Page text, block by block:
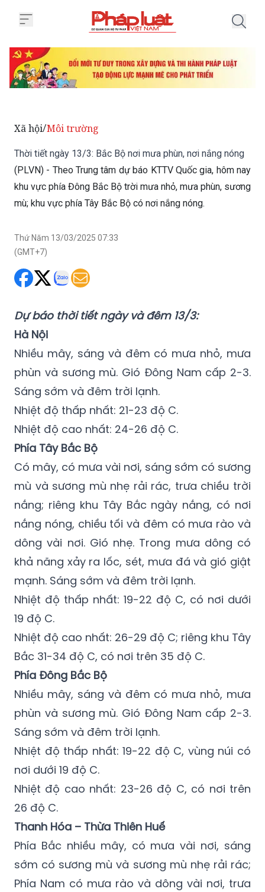
Xã hội/Môi trường
Thời tiết ngày 13/3: Bắc Bộ nơi mưa phùn, nơi nắng nóng
(PLVN) - Theo Trung tâm dự báo KTTV Quốc gia, hôm nay
khu vực phía Đông Bắc Bộ trời mưa nhỏ, mưa phùn, sương
mù; khu vực phía Tây Bắc Bộ có nơi nắng nóng.
Thứ Năm 13/03/2025 07:33
(GMT+7)
Dự báo thời tiết ngày và đêm 13/3:
Hà Nội
Nhiều mây, sáng và đêm có mưa nhỏ, mưa
phùn và sương mù. Gió Đông Nam cấp 2-3.
Sáng sớm và đêm trời lạnh.
Nhiệt độ thấp nhất: 21-23 độ C.
Nhiệt độ cao nhất: 24-26 độ C.
Phía Tây Bắc Bộ
Có mây, có mưa vài nơi, sáng sớm có sương
mù và sương mù nhẹ rải rác, trưa chiều trời
nắng; riêng khu Tây Bắc ngày nắng, có nơi
nắng nóng, chiều tối và đêm có mưa rào và
dông vài nơi. Gió nhẹ. Trong mưa dông có
khả năng xảy ra lốc, sét, mưa đá và gió giật
mạnh. Sáng sớm và đêm trời lạnh.
Nhiệt độ thấp nhất: 19-22 độ C, có nơi dưới
19 độ C.
Nhiệt độ cao nhất: 26-29 độ C; riêng khu Tây
Bắc 31-34 độ C, có nơi trên 35 độ C.
Phía Đông Bắc Bộ
Nhiều mây, sáng và đêm có mưa nhỏ, mưa
phùn và sương mù. Gió Đông Nam cấp 2-3.
Sáng sớm và đêm trời lạnh.
Nhiệt độ thấp nhất: 19-22 độ C, vùng núi có
nơi dưới 19 độ C.
Nhiệt độ cao nhất: 23-26 độ C, có nơi trên
26 độ C.
Thanh Hóa – Thừa Thiên Huế
Phía Bắc nhiều mây, có mưa vài nơi, sáng
sớm có sương mù và sương mù nhẹ rải rác;
Phía Nam có mưa rào và dông vài nơi, trưa